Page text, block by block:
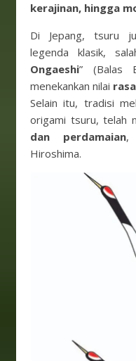
kerajinan, hingga
Di Jepang, tsuru
legenda klasik,
Ongaeshi” (Balas
menekankan nilai
Selain itu, tradisi
origami tsuru, telah
dan perdamaian,
Hiroshima.